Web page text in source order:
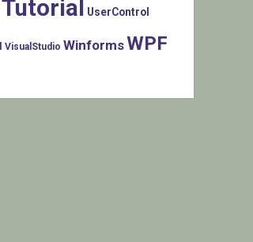
Tutorial UserControl
VisualStudio WinformsWPF